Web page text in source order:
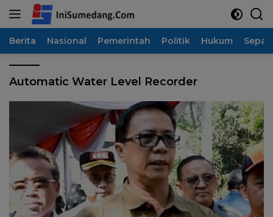
Langsung
Berita Nasional Pemerintah Politik Hukum
Automatic Water Level Recorder